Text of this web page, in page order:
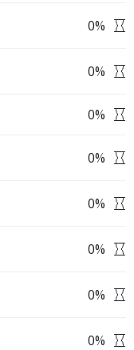
0%
0%
0%
0%
0%
0%
0%
0%